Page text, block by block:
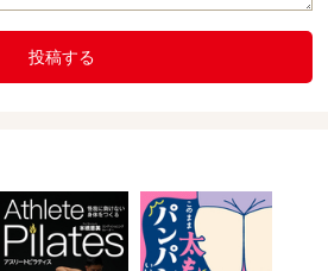
投稿する